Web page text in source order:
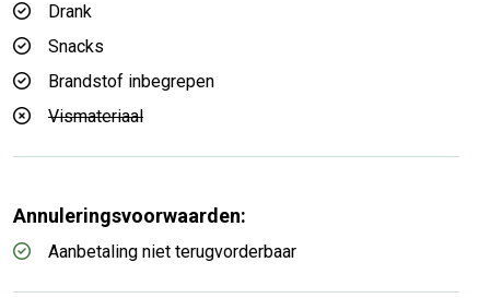
Drank
Snacks
Brandstof inbegrepen
Vismateriaal
Annuleringsvoorwaarden:
Aanbetaling niet terugvorderbaar